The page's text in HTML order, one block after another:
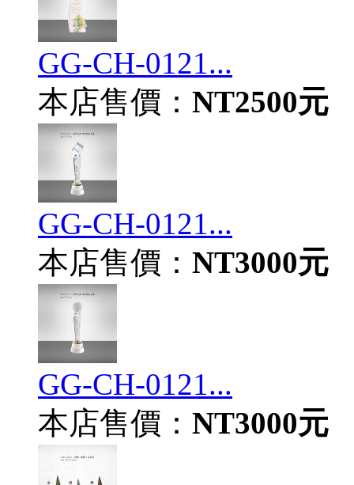
GG-CH-0121...
本店售價： NT2500元
GG-CH-0121...
本店售價： NT3000元
GG-CH-0121...
本店售價： NT3000元